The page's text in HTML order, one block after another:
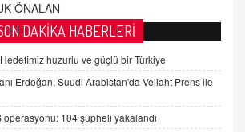
CAN DOĞAN
verilerin korunması ve dijital hukukun
16:17
EREK
Geldi, Hangi Önlemler Alınmalı?
DAKİKA HABERLERİ
huzurlu ve güçlü bir Türkiye
Erdoğan, Suudi Arabistan'da Veliaht Prens ile
operasyonu: 104 şüpheli yakalandı